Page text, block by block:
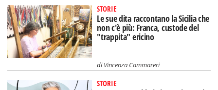
STORIE
Le sue dita raccontano la Sicilia che
non c'è più: Franca, custode del
"trappita" ericino
diVincenza Cammareri
STORIE